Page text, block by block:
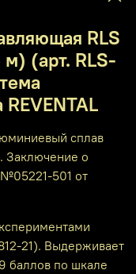
RLS
(арт. RLS-
сплав
Заключение о
501 от
21). Выдерживает
баллов по шкале